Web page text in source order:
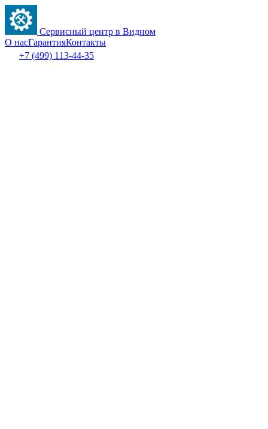
Сервисный центр в Видном
О насГарантияКонтакты
+7 (499) 113-44-35